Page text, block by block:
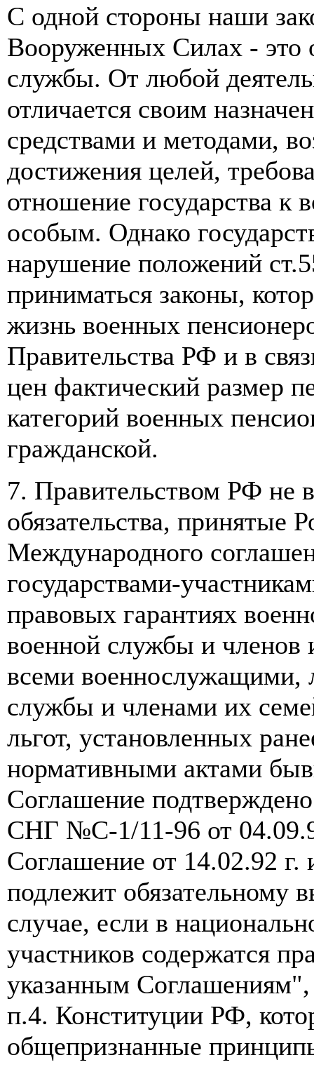
С одной стороны наши
Вооруженных Силах - это
службы. От любой
отличается своим
средствами и методами,
достижения целей,
отношение государства к
особым. Однако
нарушение положений
приниматься законы,
жизнь военных
Правительства РФ и в
цен фактический размер
категорий военных
гражданской.
7. Правительством РФ не
обязательства, принятые
Международного
государствами-
правовых гарантиях
военной службы и
всеми военнослужащими,
службы и членами их
льгот, установленных
нормативными актами
Соглашение
СНГ №С-1/11-96 от
Соглашение от 14.02.92 г.
подлежит
случае, если в
участников содержатся
указанным Соглашениям",
п.4. Конституции РФ,
общепризнанные